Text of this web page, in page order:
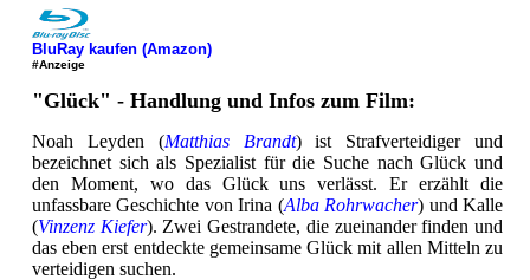
BluRay kaufen (Amazon)
#Anzeige
"Glück" - Handlung und Infos zum Film:
Noah Leyden (Matthias Brandt) ist Strafverteidiger und
bezeichnet sich als Spezialist für die Suche nach Glück und
den Moment, wo das Glück uns verlässt. Er erzählt die
unfassbare Geschichte von Irina (Alba Rohrwacher) und Kalle
(Vinzenz Kiefer). Zwei Gestrandete, die zueinander finden und
das eben erst entdeckte gemeinsame Glück mit allen Mitteln zu
verteidigen suchen.